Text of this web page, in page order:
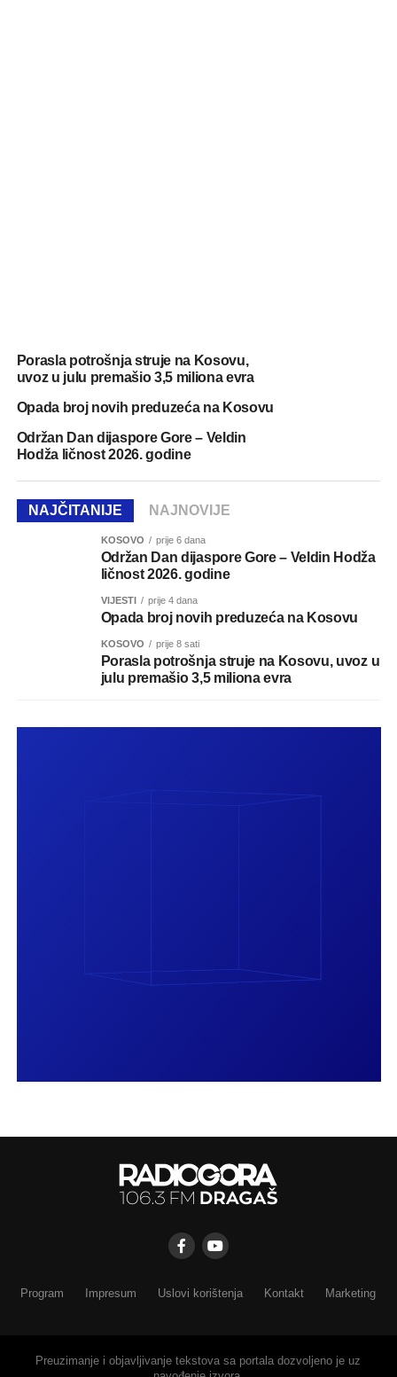
Porasla potrošnja struje na Kosovu,
uvoz u julu premašio 3,5 miliona evra
Opada broj novih preduzeća na Kosovu
Održan Dan dijaspore Gore – Veldin
Hodža ličnost 2026. godine
NAJČITANIJE NAJNOVIJE
KOSOVO prije 6 dana
Održan Dan dijaspore Gore – Veldin Hodža
ličnost 2026. godine
VIJESTI prije 4 dana
Opada broj novih preduzeća na Kosovu
KOSOVO prije 8 sati
Porasla potrošnja struje na Kosovu, uvoz u
julu premašio 3,5 miliona evra
Program Impresum Uslovi korištenja Kontakt Marketing
Preuzimanje i objavljivanje tekstova sa portala dozvoljeno je uz